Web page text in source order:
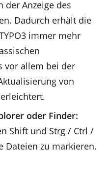
der Anzeige des
Dadurch erhält die
immer mehr
vor allem bei der
von
oder Finder:
Shift und Strg / Ctrl /
Dateien zu markieren.